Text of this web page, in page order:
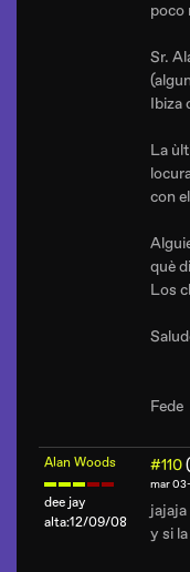
poco
Sr.
Ibiza
La
con
què
Los
Fede
Alan Woods
dee jay
alta:12/09/08
#110
mar
jajaja
y si